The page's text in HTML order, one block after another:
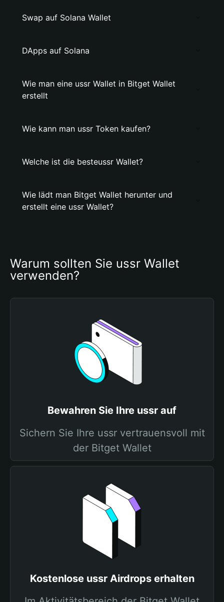
Swap auf Solana Wallet
DApps auf Solana
Wie man eine ussr Wallet in Bitget Wallet
erstellt
Wie kann man ussr Token kaufen?
Welche ist die besteussr Wallet?
Wie lädt man Bitget Wallet herunter und
erstellt eine ussr Wallet?
Warum sollten Sie ussr Wallet
verwenden?
Bewahren Sie Ihre ussr auf
Sichern Sie Ihre ussr vertrauensvoll mit
der Bitget Wallet
Kostenlose ussr Airdrops erhalten